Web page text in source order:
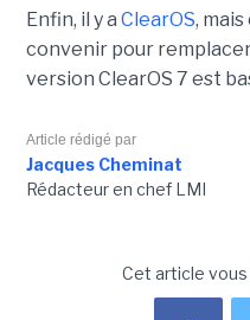
Enfin, il y a ClearOS,
convenir pour
version ClearOS 7 est
Article rédigé par
Jacques Cheminat
Rédacteur en chef LMI
Cet article vous